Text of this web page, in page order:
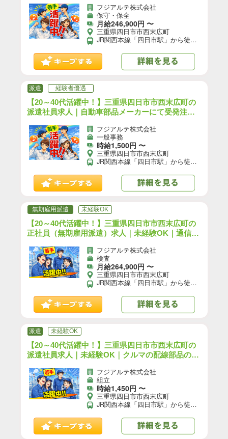
日勤／寮費補助あり／賞与あり｜（YO-18544-08-J
P）【1】
フジアルテ株式会社
保守・保全
月給246,900円 〜
三重県四日市市西末広町
JR関西本線「四日市駅」から徒歩で7分 近鉄名古屋線「近鉄四日市駅」から徒歩で20分 【交通手段】 車、バイク、自転車通勤可 ★会社駐車場利用可（無料）
派遣 経験者優遇
【20～40代活躍中！】三重県四日市市西末広町の
派遣社員求人｜自動車部品メーカーにて受発注な
P）【4】
フジアルテ株式会社
一般事務
時給1,500円 〜
三重県四日市市西末広町
JR関西本線「四日市駅」から徒歩で7分 近鉄名古屋線「近鉄四日市駅」から車で7分 【交通手段】 車、バイク、自転車通勤可 ★職場の駐車場は無料でご利用いただけます！
無期雇用派遣 未経験OK
【20～40代活躍中！】三重県四日市市西末広町の
正社員（無期雇用派遣）求人｜未経験OK｜通信用
勤／寮費半額支給／賞与あり｜（YO-18525-04-J
P）【9】
フジアルテ株式会社
検査
月給264,900円 〜
三重県四日市市西末広町
JR関西本線「四日市駅」から徒歩で7分 近鉄名古屋線「近鉄四日市駅」から車で7分 【交通手段】 車、バイク、自転車通勤可 ☆職場の駐車場は無料でご利用いただけます！
派遣 未経験OK
【20～40代活躍中！】三重県四日市市西末広町の
派遣社員求人｜未経験OK｜クルマの配線部品の組
P）【10】
フジアルテ株式会社
組立
時給1,450円 〜
三重県四日市市西末広町
JR関西本線「四日市駅」から徒歩で7分 近鉄名古屋線「近鉄四日市駅」から徒歩で20分 【交通手段】 車、バイク、自転車通勤可 ☆職場の駐車場は無料でご利用いただけます！